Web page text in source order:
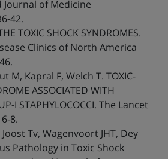
Journal of Medicine
42.
TOXIC SHOCK SYNDROMES.
Clinics of North America
M, Kapral F, Welch T. TOXIC-
ASSOCIATED WITH
I STAPHYLOCOCCI. The Lancet
8.
Tv, Wagenvoort JHT, Dey
Pathology in Toxic Shock